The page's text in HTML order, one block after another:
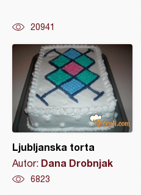
20941
Ljubljanska torta
Autor: Dana Drobnjak
6823